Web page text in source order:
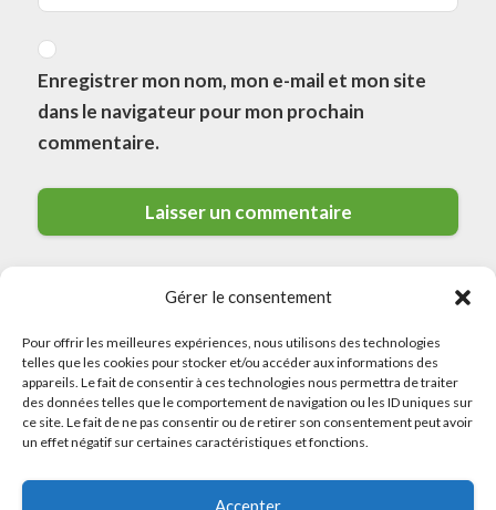
Gérer le consentement
Pour offrir les meilleures expériences, nous utilisons des technologies
telles que les cookies pour stocker et/ou accéder aux informations des
appareils. Le fait de consentir à ces technologies nous permettra de traiter
des données telles que le comportement de navigation ou les ID uniques sur
ce site. Le fait de ne pas consentir ou de retirer son consentement peut avoir
un effet négatif sur certaines caractéristiques et fonctions.
Accepter
Enregistrer mon nom, mon e-mail et mon site
dans le navigateur pour mon prochain
commentaire.
© 2026 Meilleurs Plombiers · All rights reserved